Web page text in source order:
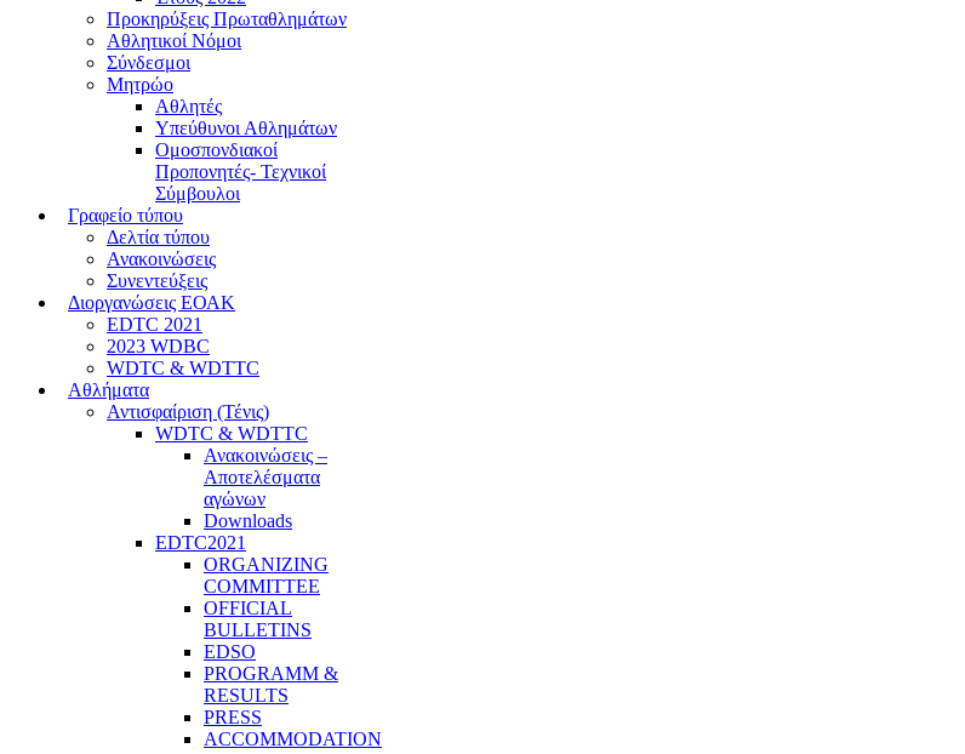
Προκηρύξεις Πρωταθλημάτων
Αθλητικοί Νόμοι
Σύνδεσμοι
Μητρώο
Αθλητές
Υπεύθυνοι Αθλημάτων
Ομοσπονδιακοί
Προπονητές- Τεχνικοί
Σύμβουλοι
Γραφείο τύπου
Δελτία τύπου
Ανακοινώσεις
Συνεντεύξεις
Διοργανώσεις ΕΟΑΚ
EDTC 2021
2023 WDBC
WDTC & WDTTC
Αθλήματα
Αντισφαίριση (Τένις)
WDTC & WDTTC
Ανακοινώσεις –
Αποτελέσματα
αγώνων
Downloads
EDTC2021
ORGANIZING
COMMITTEE
OFFICIAL
BULLETINS
EDSO
PROGRAMM &
RESULTS
PRESS
ACCOMMODATION